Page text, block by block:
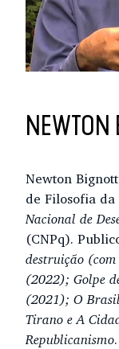
NEWTON
Newton
de Filosofia da
Nacional de
(CNPq).
destruição
(2022); Golpe
(2021); O
Tirano e A
Republicanismo